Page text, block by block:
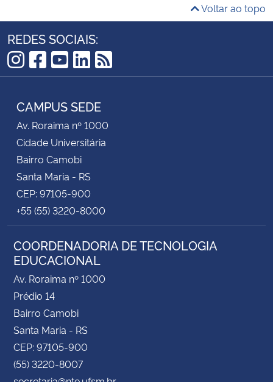
Voltar ao topo
REDES SOCIAIS:
Instagram
Facebook
YouTube
LinkedIn
RSS
CAMPUS SEDE
Av. Roraima nº 1000
Cidade Universitária
Bairro Camobi
Santa Maria - RS
CEP: 97105-900
+55 (55) 3220-8000
COORDENADORIA DE TECNOLOGIA
EDUCACIONAL
Av. Roraima nº 1000
Prédio 14
Bairro Camobi
Santa Maria - RS
CEP: 97105-900
(55) 3220-8007